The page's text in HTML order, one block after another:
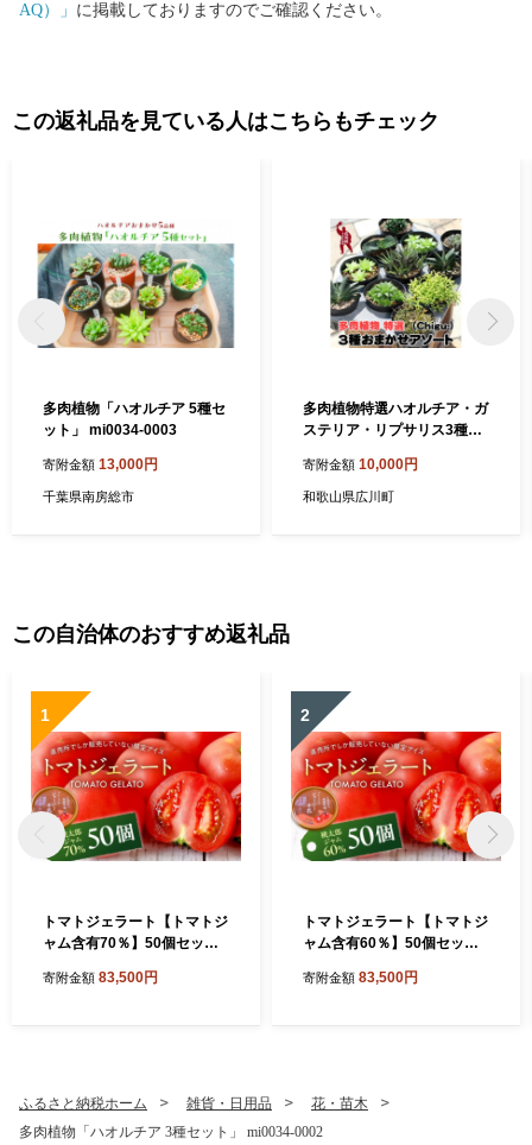
AQ）」 に掲載しておりますのでご確認ください。
この返礼品を見ている人はこちらもチェック
多肉植物「ハオルチア 5種セ
ット」 mi0034-0003
寄附金額 13,000円
千葉県南房総市
多肉植物特選ハオルチア・ガ
ステリア・リプサリス3種
寄附金額 10,000円
和歌山県広川町
この自治体のおすすめ返礼品
1
トマトジェラート【トマトジ
ャム含有70％】50個セット
ェラート トマトジャム 含有
寄附金額 83,500円
2
トマトジェラート【トマトジ
ャム含有60％】50個セット
ェラート トマトジャム 含有
寄附金額 83,500円
ふるさと納税ホーム 雑貨・日用品
花・苗木
多肉植物「ハオルチア 3種セット」 mi0034-0002